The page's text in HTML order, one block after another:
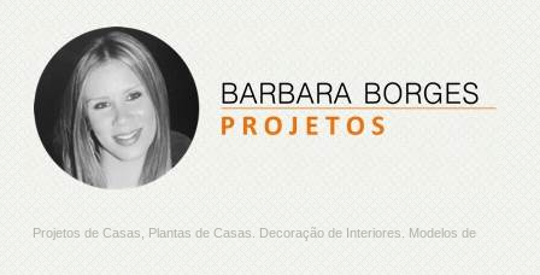
Projetos de Casas, Plantas de Casas. Decoração de Interiores. Modelos de